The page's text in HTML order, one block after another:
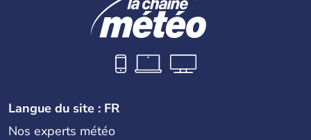
Langue du site : FR
Nos experts météo